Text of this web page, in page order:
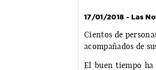
17/01/2018 - Las
Cientos de
acompañados de
El buen tiempo